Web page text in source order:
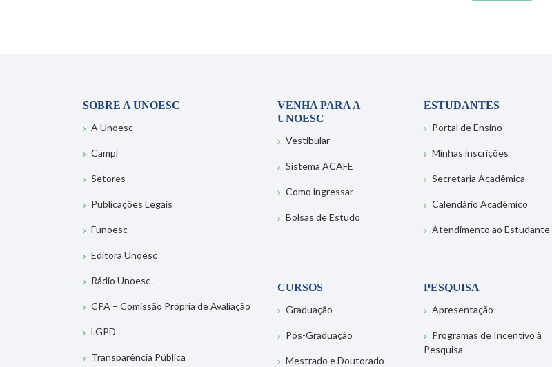
SOBRE A UNOESC
A Unoesc
Campi
Setores
Publicações Legais
Funoesc
Editora Unoesc
Rádio Unoesc
CPA – Comissão Própria de Avaliação
LGPD
Transparência Pública
VENHA PARA A
UNOESC
Vestibular
Sistema ACAFE
Como ingressar
Bolsas de Estudo
ESTUDANTES
Portal de Ensino
Minhas inscrições
Secretaria Acadêmica
Calendário Acadêmico
Atendimento ao Estudante
CURSOS
Graduação
Pós-Graduação
Mestrado e Doutorado
PESQUISA
Apresentação
Programas de Incentivo à
Pesquisa